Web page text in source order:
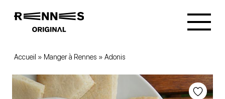
Accueil » Manger à Rennes » Adonis